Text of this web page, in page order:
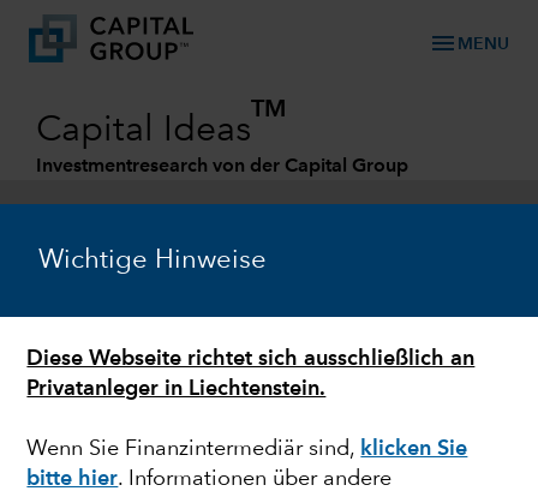
Wichtige Hinweise
Diese Webseite richtet sich ausschließlich an
Privatanleger in Liechtenstein.
Wenn Sie Finanzintermediär sind, klicken Sie
bitte hier. Informationen über andere
menu MENU
Capital Ideas
TM
Investmentresearch von der Capital Group
MARKTVOLATILITÄT